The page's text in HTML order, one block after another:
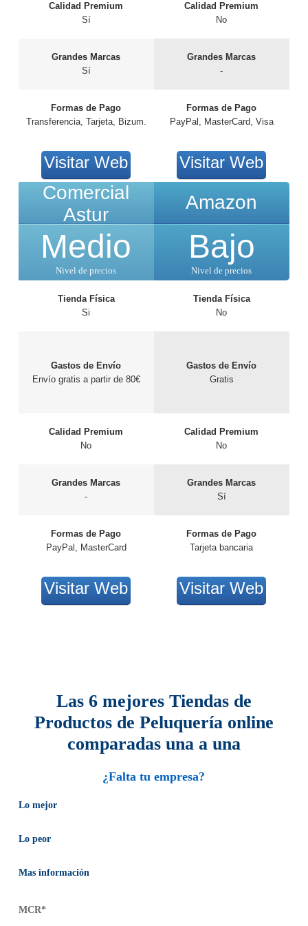
Calidad Premium
Sí
Grandes Marcas
Sí
Formas de Pago
Transferencia, Tarjeta, Bizum.
Visitar Web
Calidad Premium
No
Grandes Marcas
-
Formas de Pago
PayPal, MasterCard, Visa
Visitar Web
Comercial
Astur
Medio
Nivel de precios
Tienda Física
Si
Gastos de Envío
Envío gratis a partir de 80€
Calidad Premium
No
Grandes Marcas
-
Formas de Pago
PayPal, MasterCard
Visitar Web
Amazon
Bajo
Nivel de precios
Tienda Física
No
Gastos de Envío
Gratis
Calidad Premium
No
Grandes Marcas
Sí
Formas de Pago
Tarjeta bancaria
Visitar Web
Las 6 mejores Tiendas de
Productos de Peluquería online
comparadas una a una
¿Falta tu empresa?
Lo mejor
Lo peor
Mas información
MCR*